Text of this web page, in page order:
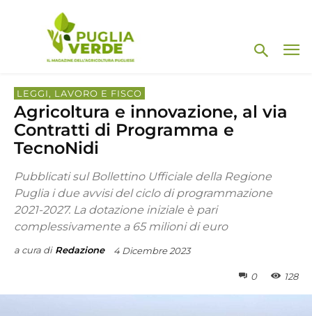
LEGGI, LAVORO E FISCO
Agricoltura e innovazione, al via
Contratti di Programma e
TecnoNidi
Pubblicati sul Bollettino Ufficiale della Regione
Puglia i due avvisi del ciclo di programmazione
2021-2027. La dotazione iniziale è pari
complessivamente a 65 milioni di euro
a cura di Redazione 4 Dicembre 2023
0 128